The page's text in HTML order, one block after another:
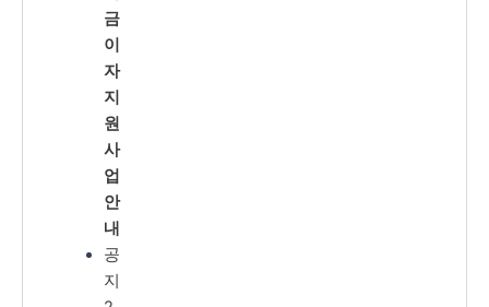
금
이
자
지
원
사
업
안
내
공
지